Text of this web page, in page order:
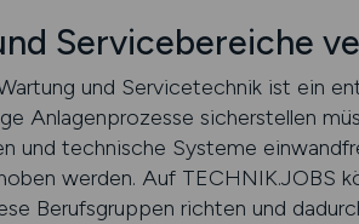
Servicebereiche
und Servicetechnik ist ein
Anlagenprozesse sicherstellen
und technische Systeme
werden. Auf TECHNIK.JOBS
Berufsgruppen richten und